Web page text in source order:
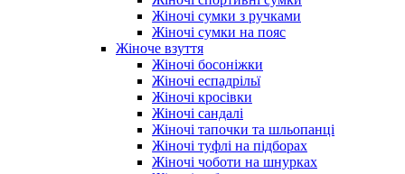
Жіночі сумки з ручками
Жіночі сумки на пояс
Жіноче взуття
Жіночі босоніжки
Жіночі еспадрільї
Жіночі кросівки
Жіночі сандалі
Жіночі тапочки та шльопанці
Жіночі туфлі на підборах
Жіночі чоботи на шнурках